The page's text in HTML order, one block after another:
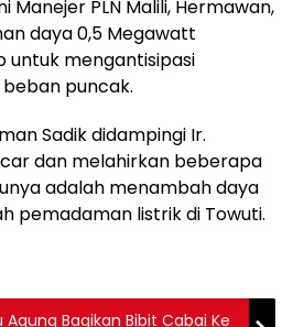
Manejer PLN Malili, Hermawan,
daya 0,5 Megawatt
untuk mengantisipasi
puncak.
Sadik didampingi Ir.
dan melahirkan beberapa
adalah menambah daya
pemadaman listrik di Towuti.
Agung Bagikan Bibit Cabai Ke